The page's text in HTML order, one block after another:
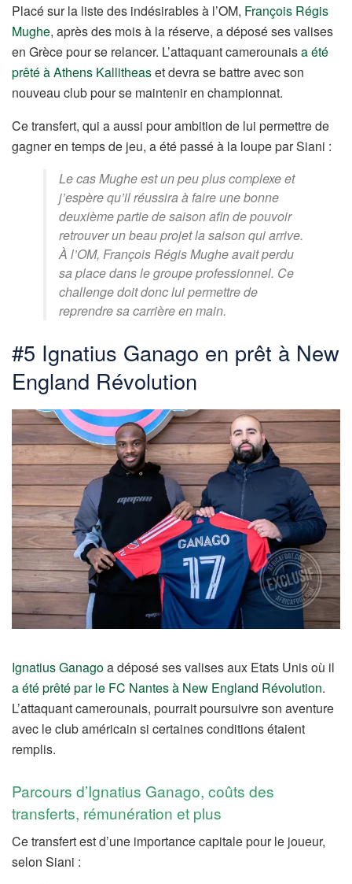
Placé sur la liste des indésirables à l’OM, François Régis
Mughe, après des mois à la réserve, a déposé ses valises
en Grèce pour se relancer. L’attaquant camerounaisa été
prêté à Athens Kallitheaset devra se battre avec son
nouveau club pour se maintenir en championnat.
Ce transfert, qui a aussi pour ambition de lui permettre de
gagner en temps de jeu, a été passé à la loupe par Siani :
Le cas Mughe est un peu plus complexe et
j’espère qu’il réussira à faire une bonne
deuxième partie de saison afin de pouvoir
retrouver un beau projet la saison qui arrive.
À l’OM, François Régis Mughe avait perdu
sa place dans le groupe professionnel. Ce
challenge doit donc lui permettre de
reprendre sa carrière en main.
#5 Ignatius Ganago en prêt à New
England Révolution
Ignatius Ganagoa déposé ses valises aux Etats Unis où il
a été prêté par le FC Nantes à New England Révolution.
L’attaquant camerounais, pourrait poursuivre son aventure
avec le club américain si certaines conditions étaient
remplis.
Parcours d’Ignatius Ganago, coûts des
transferts, rémunération et plus
Ce transfert est d’une importance capitale pour le joueur,
selon Siani :